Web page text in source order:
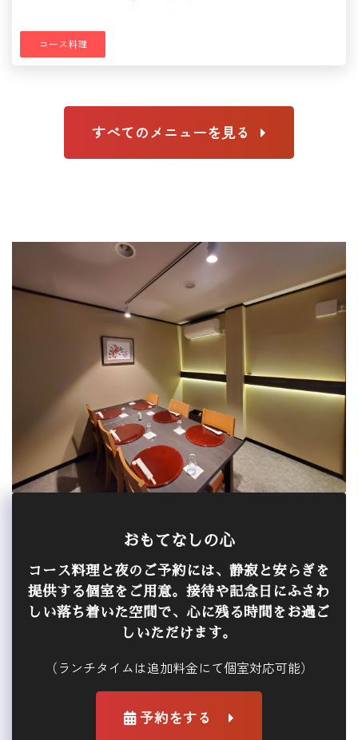
コース料理
すべてのメニューを見る
おもてなしの心
コース料理と夜のご予約には、静寂と安らぎを
提供する個室をご用意。接待や記念日にふさわ
しい落ち着いた空間で、心に残る時間をお過ご
しいただけます。
（ランチタイムは追加料金にて個室対応可能）
予約をする